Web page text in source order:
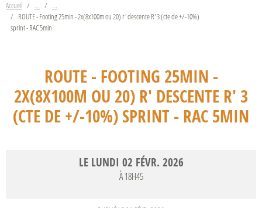
Accueil
ROUTE - Footing 25min - 2x(8x100m ou 20) r' descente R' 3 (cte de +/-10%)
sprint - RAC 5min
ROUTE - FOOTING 25MIN -
2X(8X100M OU 20) R' DESCENTE R' 3
(CTE DE +/-10%) SPRINT - RAC 5MIN
LE LUNDI 02 FÉVR. 2026
À 18H45